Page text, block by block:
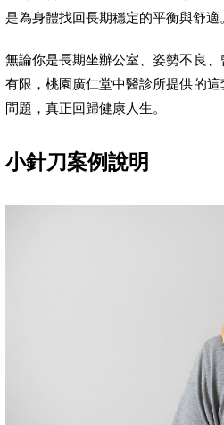
是為身體找回長期穩定的平衡與舒適
無論你是長期坐辦公室、姿勢不良
有限，桃園廣仁堂中醫診所提供的
問題，真正回歸健康人生。
小針刀案例說明